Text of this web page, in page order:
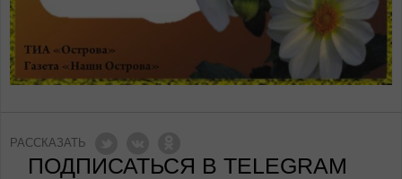
РАССКАЗАТЬ
ПОДПИСАТЬСЯ В TELEGRAM